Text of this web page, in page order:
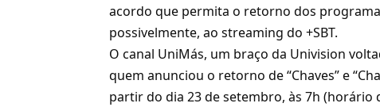
acordo que permita o retorno dos
possivelmente, ao streaming do +SBT.
O canal UniMás, um braço da Univision
quem anunciou o retorno de “Chaves” e
partir do dia 23 de setembro, às 7h (horário